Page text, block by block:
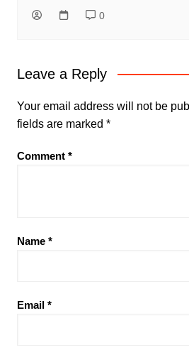
0
Leave a Reply
Your email address will not be
fields are marked *
Comment *
Name *
Email *